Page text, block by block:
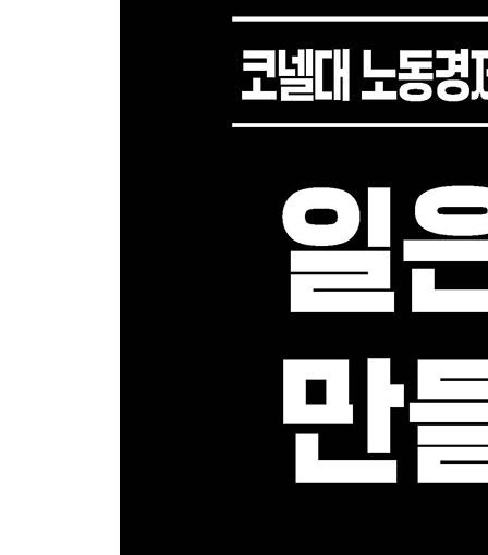
‘얼마’를 받는가? - 시장·조직·승진이 만드는 임금
임금체계 - 연공급, 직무급, 연봉제 162
경영성과급: 향후 더 축소 vs 확대? 181
‘주52시간’ 입법은 누구를 위한 것인가? - 노동계
왜 화이트칼라는 더 오래 일하게 되었을까? 206
어떻게 근로시간을 줄일 것인가? - 장시간근로를
6장 나는 앞으로 어떻게 일하게 될까? - 자율성의
유연근무와 신新노동: 자유는 넓어지고, 불안도 커
7장 나는 언제까지 일할 수 있는가? - 정년, 퇴직,